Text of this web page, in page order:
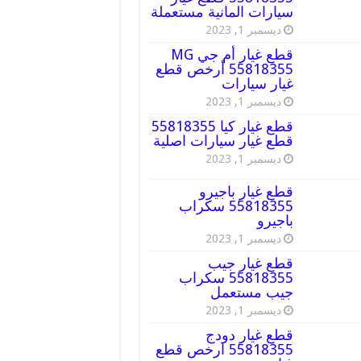
سيارات المانية مستعملة
ديسمبر 1, 2023
قطع غيار أم جي MG
55818355 أرخص قطع
غيار سيارات
ديسمبر 1, 2023
قطع غيار كيا 55818355
قطع غيار سيارات اصلية
ديسمبر 1, 2023
قطع غيار باجيرو
55818355 سكراب
باجيرو
ديسمبر 1, 2023
قطع غيار جيب
55818355 سكراب
جيب مستعمل
ديسمبر 1, 2023
قطع غيار دودج
55818355 ارخص قطع